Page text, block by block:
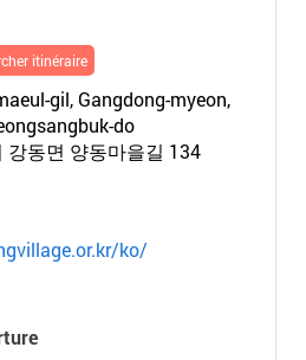
itinéraire
gil, Gangdong-myeon,
do
강동면 양동마을길 134
ko/